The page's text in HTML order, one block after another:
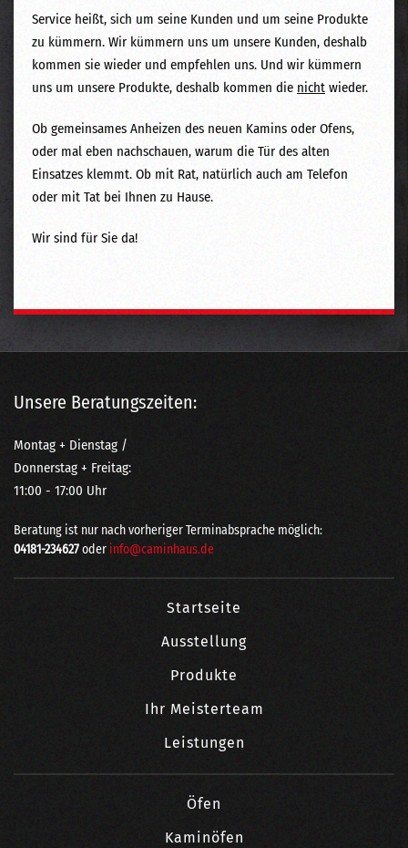
Service heißt, sich um seine Kunden und um seine Produkte
zu kümmern. Wir kümmern uns um unsere Kunden, deshalb
kommen sie wieder und empfehlen uns. Und wir kümmern
uns um unsere Produkte, deshalb kommen die nicht wieder.
Ob gemeinsames Anheizen des neuen Kamins oder Ofens,
oder mal eben nachschauen, warum die Tür des alten
Einsatzes klemmt. Ob mit Rat, natürlich auch am Telefon
oder mit Tat bei Ihnen zu Hause.
Wir sind für Sie da!
Unsere Beratungszeiten:
Montag + Dienstag /
Donnerstag + Freitag:
11:00 - 17:00 Uhr
Beratung ist nur nach vorheriger Terminabsprache möglich:
04181-234627oder info@caminhaus.de
Startseite
Ausstellung
Produkte
Ihr Meisterteam
Leistungen
Öfen
Kaminöfen